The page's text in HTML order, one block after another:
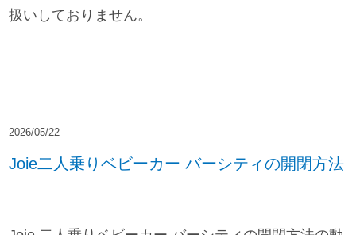
扱いしておりません。
2026/05/22
Joie二人乗りベビーカー バーシティの開閉方法